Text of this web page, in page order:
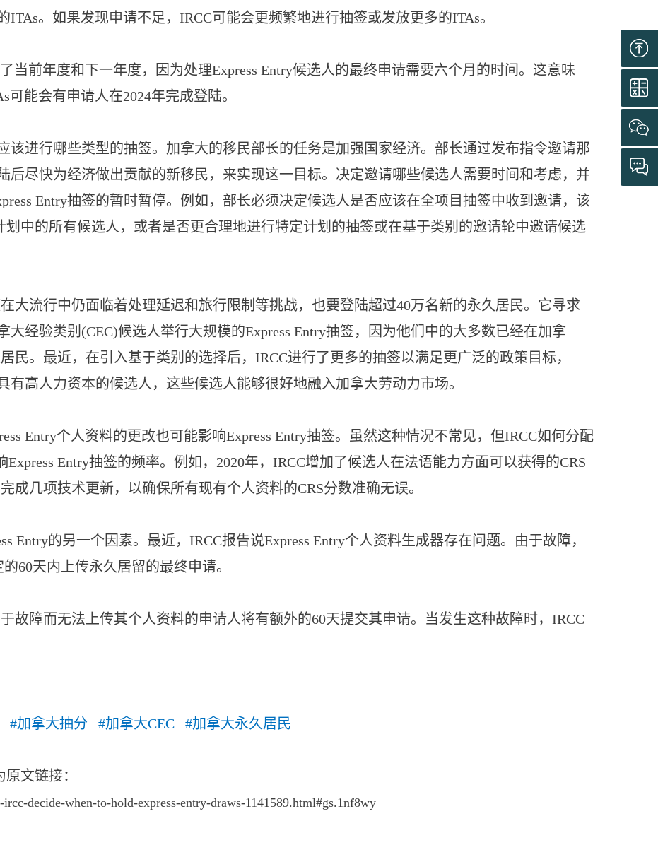
。如果发现申请不足，IRCC可能会更频繁地进行抽签或发放更多的ITAs。
当前年度和下一年度，因为处理Express Entry候选人的最终申请需要六个月的时间。这意味
能会有申请人在2024年完成登陆。
该进行哪些类型的抽签。加拿大的移民部长的任务是加强国家经济。部长通过发布指令邀请那
后尽快为经济做出贡献的新移民，来实现这一目标。决定邀请哪些候选人需要时间和考虑，并
Entry抽签的暂时暂停。例如，部长必须决定候选人是否应该在全项目抽签中收到邀请，该
划中的所有候选人，或者是否更合理地进行特定计划的抽签或在基于类别的邀请轮中邀请候选
大流行中仍面临着处理延迟和旅行限制等挑战，也要登陆超过40万名新的永久居民。它寻求
经验类别(CEC)候选人举行大规模的Express Entry抽签，因为他们中的大多数已经在加拿
民。最近，在引入基于类别的选择后，IRCC进行了更多的抽签以满足更广泛的政策目标，
有高人力资本的候选人，这些候选人能够很好地融入加拿大劳动力市场。
Entry个人资料的更改也可能影响Express Entry抽签。虽然这种情况不常见，但IRCC如何分配
Entry抽签的频率。例如，2020年，IRCC增加了候选人在法语能力方面可以获得的CRS
成几项技术更新，以确保所有现有个人资料的CRS分数准确无误。
Entry的另一个因素。最近，IRCC报告说Express Entry个人资料生成器存在问题。由于故障，
60天内上传永久居留的最终申请。
故障而无法上传其个人资料的申请人将有额外的60天提交其申请。当发生这种故障时，IRCC
加拿大抽分 #加拿大CEC #加拿大永久居民
文链接：
decide-when-to-hold-express-entry-draws-1141589.html#gs.1nf8wy